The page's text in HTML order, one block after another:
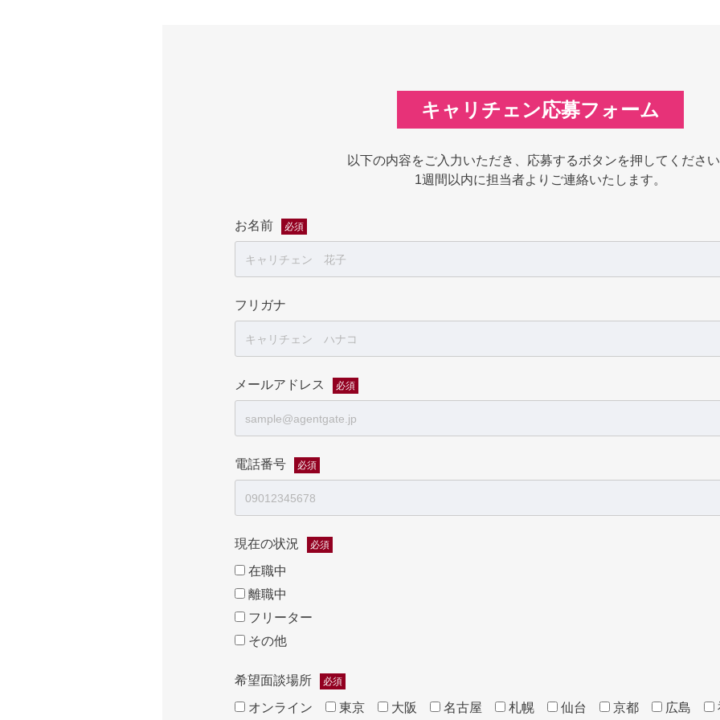
キャリチェン応募フォーム
以下の内容をご入力いただき、応募するボタンを押してくださ
1週間以内に担当者よりご連絡いたします。
お名前 必須
フリガナ
メールアドレス 必須
電話番号 必須
現在の状況 必須
在職中
離職中
フリーター
その他
希望面談場所 必須
オンライン 東京 大阪 名古屋 札幌 仙台 京都 広島